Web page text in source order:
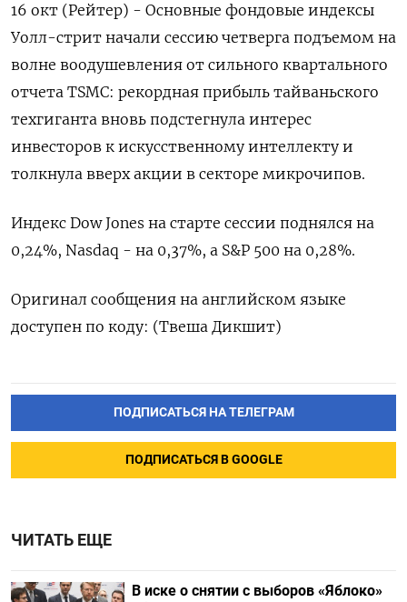
16 окт (Рейтер) - Основные фондовые индексы
Уолл-стрит начали сессию четверга подъемом на
волне воодушевления от сильного квартального
отчета TSMC: рекордная прибыль тайваньского
техгиганта вновь подстегнула интерес
инвесторов к искусственному интеллекту и
толкнула вверх акции в секторе микрочипов.
Индекс Dow Jones на старте сессии поднялся на
0,24%, Nasdaq - на 0,37%, а S&P 500 на 0,28%.
Оригинал сообщения на английском языке
доступен по коду: (Твеша Дикшит)
ПОДПИСАТЬСЯ НА ТЕЛЕГРАМ
ПОДПИСАТЬСЯ В GOOGLE
ЧИТАТЬ ЕЩЕ
В иске о снятии с выборов «Яблоко»